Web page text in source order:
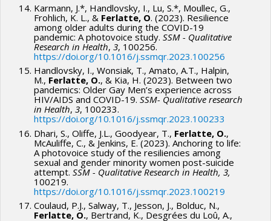
Karmann, J.*, Handlovsky, I., Lu, S.*, Moullec, G.,
Frohlich, K. L., & Ferlatte, O. (2023). Resilience
among older adults during the COVID-19
pandemic: A photovoice study. SSM - Qualitative
Research in Health, 3, 100256.
https://doi.org/10.1016/j.ssmqr.2023.100256
Handlovsky, I., Wonsiak, T., Amato, A.T., Halpin,
M., Ferlatte, O., & Kia, H. (2023). Between two
pandemics: Older Gay Men’s experience across
HIV/AIDS and COVID-19. SSM- Qualitative research
in Health, 3, 100233.
https://doi.org/10.1016/j.ssmqr.2023.100233
Dhari, S., Oliffe, J.L., Goodyear, T., Ferlatte, O.,
McAuliffe, C., & Jenkins, E. (2023). Anchoring to life:
A photovoice study of the resiliencies among
sexual and gender minority women post-suicide
attempt. SSM - Qualitative Research in Health, 3,
100219.
https://doi.org/10.1016/j.ssmqr.2023.100219
Coulaud, P.J., Salway, T., Jesson, J., Bolduc, N.,
Ferlatte, O., Bertrand, K., Desgrées du Loû, A.,